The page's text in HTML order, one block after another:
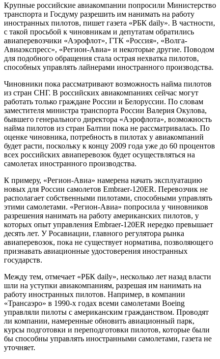
Крупные российские авиакомпании попросили Министерство
транспорта и Госдуму разрешить им нанимать на работу
иностранных пилотов, пишет газета «РБК daily». В частности,
с такой просьбой к чиновникам и депутатам обратились
авиаперевозчики «Аэрофлот», ГТК «Россия», «Волга-
Авиаэкспресс», «Регион-Авиа» и некоторые другие. Поводом
для подобного обращения стала острая нехватка пилотов,
способных управлять лайнерами иностранного производства.
Чиновники пока рассматривают возможность найма пилотов
из стран СНГ. В российских авиакомпаниях сейчас могут
работать только граждане России и Белоруссии. По словам
заместителя министра транспорта России Валерия Окулова,
бывшего генерального директора «Аэрофлота», возможность
найма пилотов из стран Балтии пока не рассматривалась. По
оценке чиновника, потребность в пилотах у авиакомпаний
будет расти, поскольку к концу 2009 года уже до 60 процентов
всех российских авиаперевозок будет осуществляться на
самолетах иностранного производства.
К примеру, «Регион-Авиа» намерена начать эксплуатацию
новых для России самолетов Embraer-120ER. Перевозчик не
располагает собственными пилотами, способными управлять
этими самолетами. «Регион-Авиа» попросила у чиновников
разрешения нанимать на работу американских пилотов, у
которых опыт управления Embraer-120ER нередко превышает
десять лет. У Росавиации, главного регулятора рынка
авиаперевозок, пока не существует норматива, позволяющего
признавать авиационные удостоверения иностранных
государств.
Между тем, отмечает «РБК daily», несколько лет назад власти
шли на уступки авиакомпаниям, разрешая им нанимать на
работу иностранных пилотов. Например, в компании
«Трансаэро» в 1990-х годах всеми самолетами Boeing
управляли пилоты с американским гражданством. Проводят
ли компании, намеренные обновить авиационный парк,
курсы подготовки и переподготовки пилотов, которые были
бы способны управлять иностранными самолетами, газета не
уточняет.